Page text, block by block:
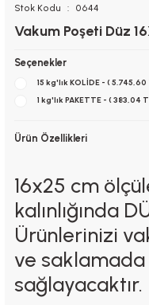
Stok Kodu 0644
Vakum Poşeti Düz
Seçenekler
15 kg'lık KOLİDE - ( 5.745,60
1 kg'lık PAKETTE - ( 383,04
Ürün Özellikleri
16x25 cm
kalınlığında
Ürünlerinizi
ve saklamada
sağlayacaktır.